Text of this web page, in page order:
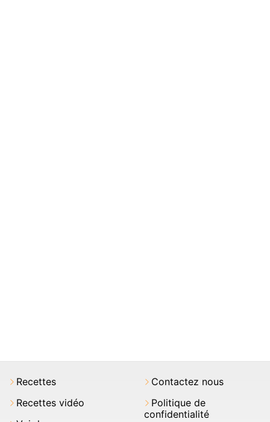
Recettes
Recettes vidéo
Contactez nous
Politique de
confidentialité